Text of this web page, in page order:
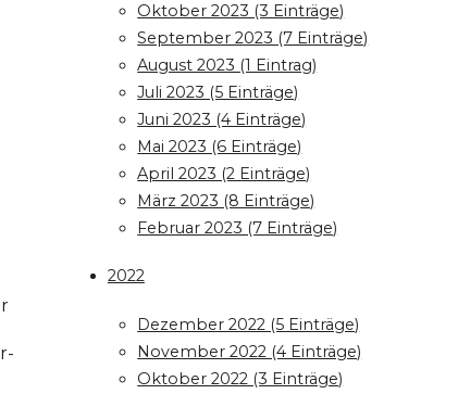
Oktober 2023 (3 Einträge)
September 2023 (7 Einträge)
August 2023 (1 Eintrag)
Juli 2023 (5 Einträge)
Juni 2023 (4 Einträge)
Mai 2023 (6 Einträge)
April 2023 (2 Einträge)
März 2023 (8 Einträge)
Februar 2023 (7 Einträge)
2022
Dezember 2022 (5 Einträge)
November 2022 (4 Einträge)
Oktober 2022 (3 Einträge)